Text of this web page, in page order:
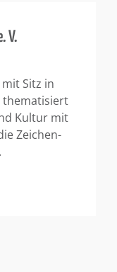
V.
Sitz in
thematisiert
Kultur mit
Zeichen-